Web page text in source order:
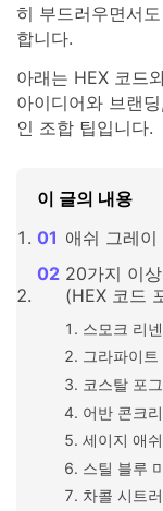
히 부드러우면서
합니다.
아래는 HEX 코드
아이디어와 브랜
인 조합 팁입니다.
이 글의 내용
애쉬 그레
20가지 이
(HEX 코드
스모크 리넨
그라파이트
코스탈 포그
어반 콘크
세이지 애쉬
스틸 블루
차콜 시트